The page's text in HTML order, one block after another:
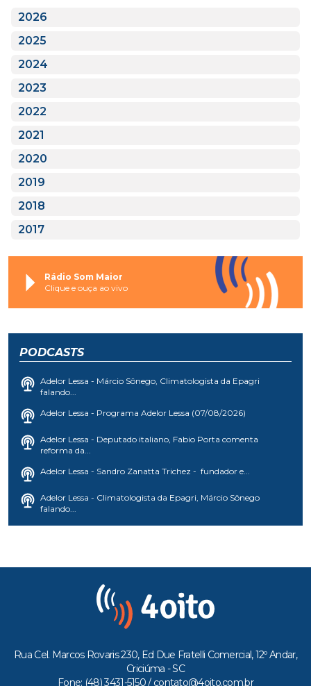
2026
2025
2024
2023
2022
2021
2020
2019
2018
2017
Rádio Som Maior
Clique e ouça ao vivo
PODCASTS
Adelor Lessa - Márcio Sônego, Climatologista da Epagri
falando...
Adelor Lessa - Programa Adelor Lessa (07/08/2026)
Adelor Lessa - Deputado italiano, Fabio Porta comenta
reforma da...
Adelor Lessa - Sandro Zanatta Trichez - fundador e...
Adelor Lessa - Climatologista da Epagri, Márcio Sônego
falando...
Rua Cel. Marcos Rovaris 230, Ed Due Fratelli Comercial, 12º Andar,
Criciúma - SC
Fone: (48) 3431-5150 / contato@4oito.com.br